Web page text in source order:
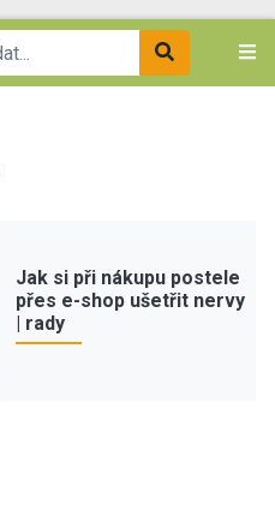
Jak si při nákupu postele
přes e-shop ušetřit nervy
| rady